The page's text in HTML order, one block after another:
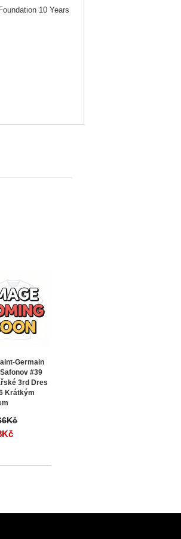
10 Years
Germain
#39
3rd Dres
Krátkým